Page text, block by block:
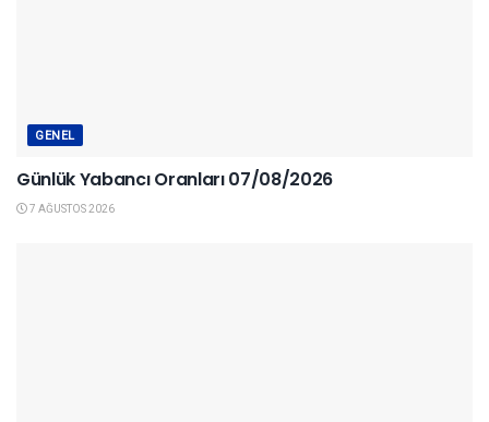
GENEL
Günlük Yabancı Oranları 07/08/2026
7 AĞUSTOS 2026